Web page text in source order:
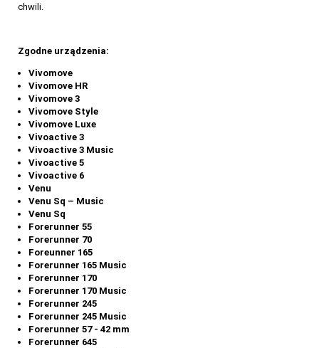
chwili.
Zgodne urządzenia:
Vivomove
Vivomove HR
Vivomove 3
Vivomove Style
Vivomove Luxe
Vivoactive 3
Vivoactive 3 Music
Vivoactive 5
Vivoactive 6
Venu
Venu Sq – Music
Venu Sq
Forerunner 55
Forerunner 70
Foreunner 165
Forerunner 165 Music
Forerunner 170
Forerunner 170 Music
Forerunner 245
Forerunner 245 Music
Forerunner 57 - 42 mm
Forerunner 645